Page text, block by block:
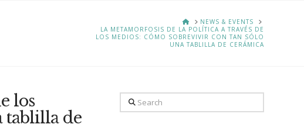
HOMENEWS & EVENTS
LA METAMORFOSIS DE LA POLÍTICA A TRAVÉS DE
LOS MEDIOS: CÓMO SOBREVIVIR CON TAN SÓLO
UNA TABLILLA DE CERÁMICA
los
tablilla de
Search